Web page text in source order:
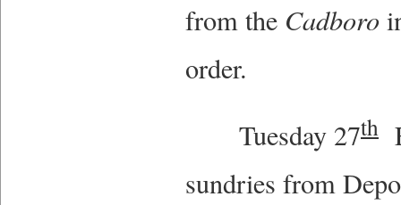
from the Cadboro
order.
Tuesday 27th
sundries from